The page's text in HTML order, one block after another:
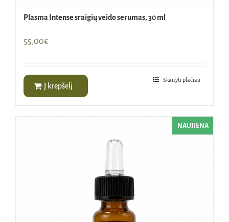
Plasma Intense sraigių veido serumas, 30 ml
55,00€
Į krepšelį
Skaityti plačiau
NAUJIENA